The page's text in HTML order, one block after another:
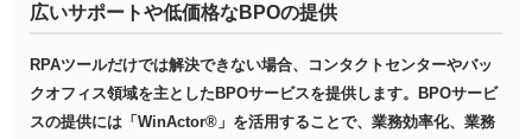
広いサポートや低価格なBPOの提供
RPAツールだけでは解決できない場合、コンタクトセンターやバッ
クオフィス領域を主としたBPOサービスを提供します。BPOサービ
スの提供には「WinActor®」を活用することで、業務効率化、業務